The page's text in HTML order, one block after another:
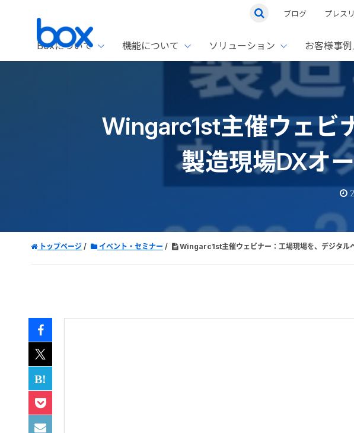
ブログ プレス
Boxについて
Boxとは
Boxの特徴
ストレージ容量無制限
コスト削減
機能について
Boxの機能TOP
Box Enterprise
Advanced
Box Extract
Box Doc Gen
ソリューション
ソリューション
課題別
ファイルサーバー容量ひっ
情シスの運用負担軽減
ランサムウェア対策
お客様事
お客様活用事例
企業規模で選ぶ
2,001名〜5,000名
製品セミナーTOP イ
Wingarc1st主催ウェビ
製造現場DXオ
トップページ イベント・セミナー Wingarc1st主催ウェビナー：工場現場を、デジタル